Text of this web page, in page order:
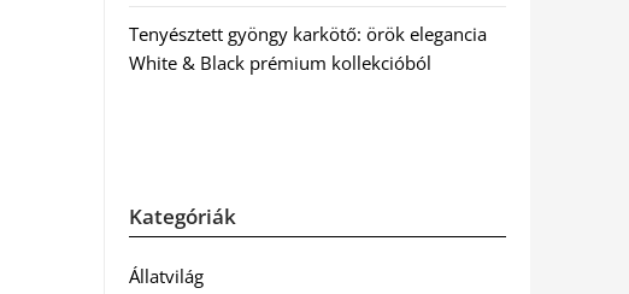
Tenyésztett gyöngy karkötő: örök elegancia
White & Black prémium kollekcióból
Kategóriák
Állatvilág